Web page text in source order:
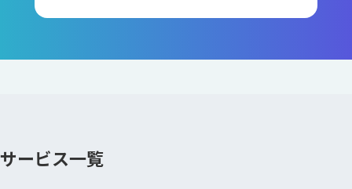
サービス一覧